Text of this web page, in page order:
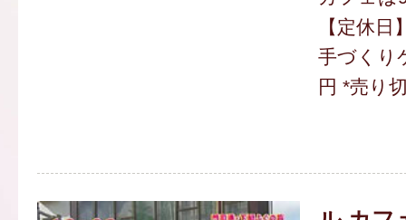
【定休日
手づくり
円 *売り